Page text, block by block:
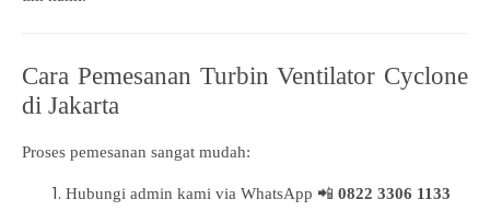
Cara Pemesanan Turbin Ventilator Cyclone
di Jakarta
Proses pemesanan sangat mudah:
Hubungi admin kami via WhatsApp 📲 0822 3306 1133